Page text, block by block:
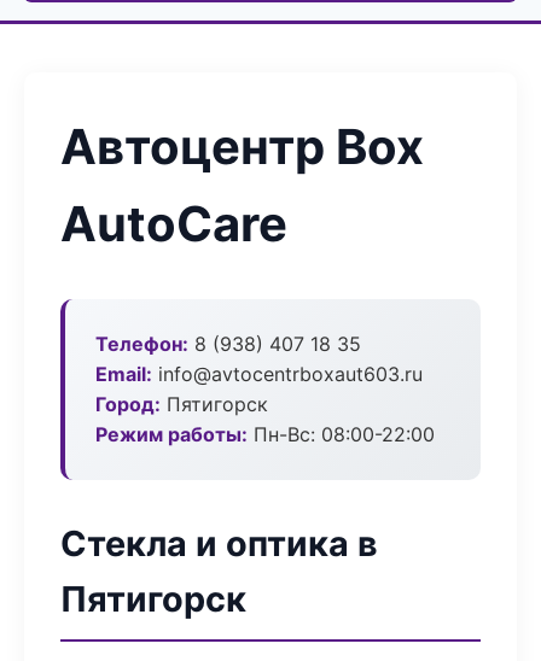
Автоцентр Box
AutoCare
Телефон: 8 (938) 407 18 35
Email: info@avtocentrboxaut603.ru
Город: Пятигорск
Режим работы: Пн-Вс: 08:00-22:00
Стекла и оптика в
Пятигорск